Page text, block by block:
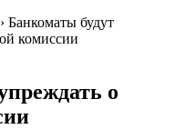
› Банкоматы будут
комиссии
о